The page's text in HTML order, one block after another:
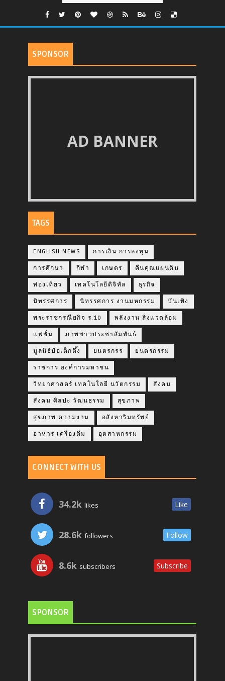
SPONSOR
AD BANNER
TAGS
ENGLISH NEWS การเงิน การลงทุน
การศึกษา กีฬา เกษตร คืนคุณแผ่นดิน
ท่องเที่ยว เทคโนโลยีดิจิทัล ธุรกิจ
นิทรรศการ นิทรรศการ งานมหกรรม บันเทิง
พระราชกรณียกิจ ร.10 พลังงาน สิ่งแวดล้อม
แฟชั่น ภาพข่าวประชาสัมพันธ์
มูลนิธิป่อเต็กตึ๊ง ยนตรกรร ยนตรกรรม
ราชการ องค์การมหาชน
วิทยาศาสตร์ เทคโนโลยี นวัตกรรม สังคม
สังคม ศิลปะ วัฒนธรรม สุขภาพ
สุขภาพ ความงาม อสังหาริมทรัพย์
อาหาร เครื่องดื่ม อุตสาหกรรม
CONNECT WITH US
34.2k likes Like
28.6k followers Follow
8.6k subscribers Subscribe
SPONSOR